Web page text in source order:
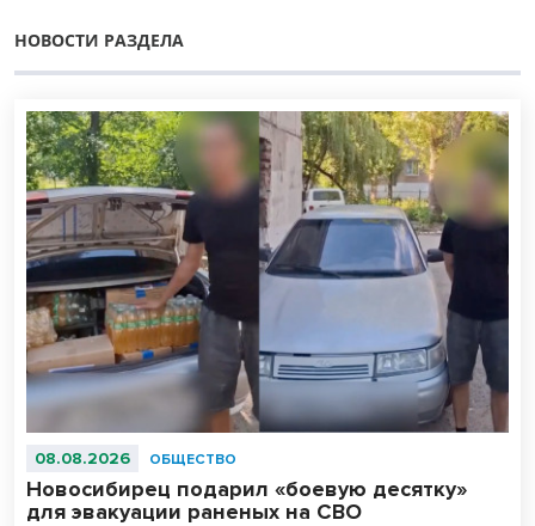
НОВОСТИ РАЗДЕЛА
08.08.2026 ОБЩЕСТВО
Новосибирец подарил «боевую десятку»
для эвакуации раненых на СВО